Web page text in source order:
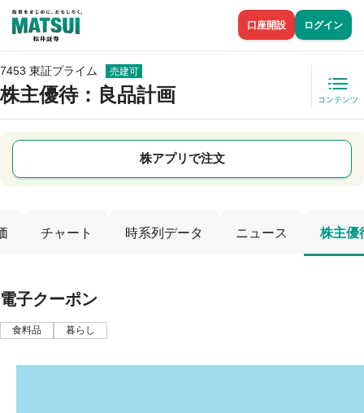
口座開設 ログイン
7453 東証プライム 売建可
株主優待：良品計画 コンテンツ
株アプリで注文
チャート 時系列データ ニュース 株主優
電子クーポン
食料品 暮らし